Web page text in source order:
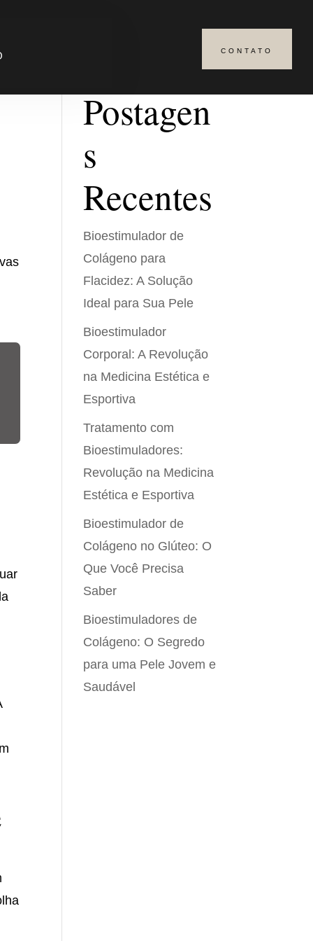
CONTATO
Postagen
s
Recentes
Bioestimulador de
Colágeno para
Flacidez: A Solução
Ideal para Sua Pele
Bioestimulador
Corporal: A Revolução
na Medicina Estética e
Esportiva
Tratamento com
Bioestimuladores:
Revolução na Medicina
Estética e Esportiva
Bioestimulador de
Colágeno no Glúteo: O
Que Você Precisa
Saber
Bioestimuladores de
Colágeno: O Segredo
para uma Pele Jovem e
Saudável